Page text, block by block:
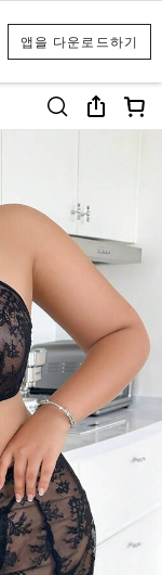
앱을 다운로드하기